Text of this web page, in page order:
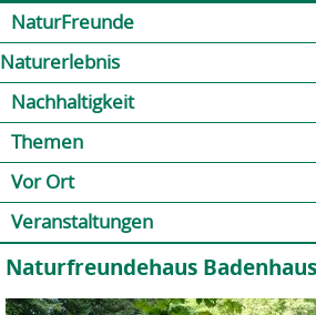
NaturFreunde
Naturerlebnis
Nachhaltigkeit
Themen
Vor Ort
Veranstaltungen
Naturfreundehaus